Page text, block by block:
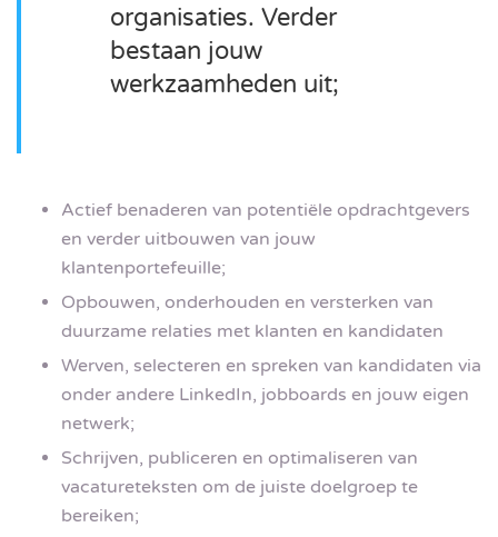
organisaties. Verder
bestaan jouw
werkzaamheden uit;
Actief benaderen van potentiële opdrachtgevers
en verder uitbouwen van jouw
klantenportefeuille;
Opbouwen, onderhouden en versterken van
duurzame relaties met klanten en kandidaten
Werven, selecteren en spreken van kandidaten via
onder andere LinkedIn, jobboards en jouw eigen
netwerk;
Schrijven, publiceren en optimaliseren van
vacatureteksten om de juiste doelgroep te
bereiken;